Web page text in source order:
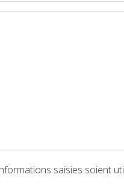
saisies soient